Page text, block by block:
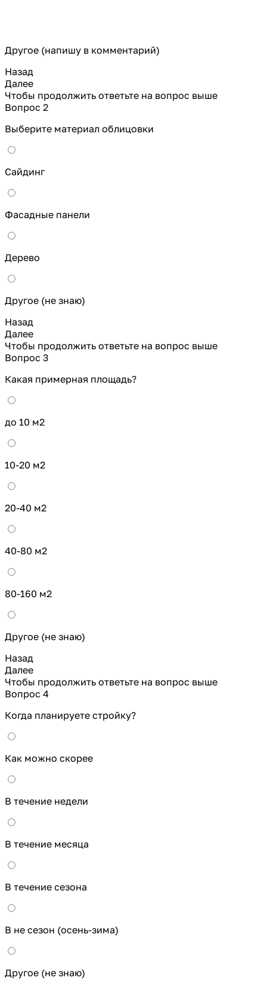
Другое (напишу в комментарий)
Назад
Далее
Чтобы продолжить ответьте на вопрос выше
Вопрос 2
Выберите материал облицовки
Сайдинг
Фасадные панели
Дерево
Другое (не знаю)
Назад
Далее
Чтобы продолжить ответьте на вопрос выше
Вопрос 3
Какая примерная площадь?
до 10 м2
10-20 м2
20-40 м2
40-80 м2
80-160 м2
Другое (не знаю)
Назад
Далее
Чтобы продолжить ответьте на вопрос выше
Вопрос 4
Когда планируете стройку?
Как можно скорее
В течение недели
В течение месяца
В течение сезона
В не сезон (осень-зима)
Другое (не знаю)